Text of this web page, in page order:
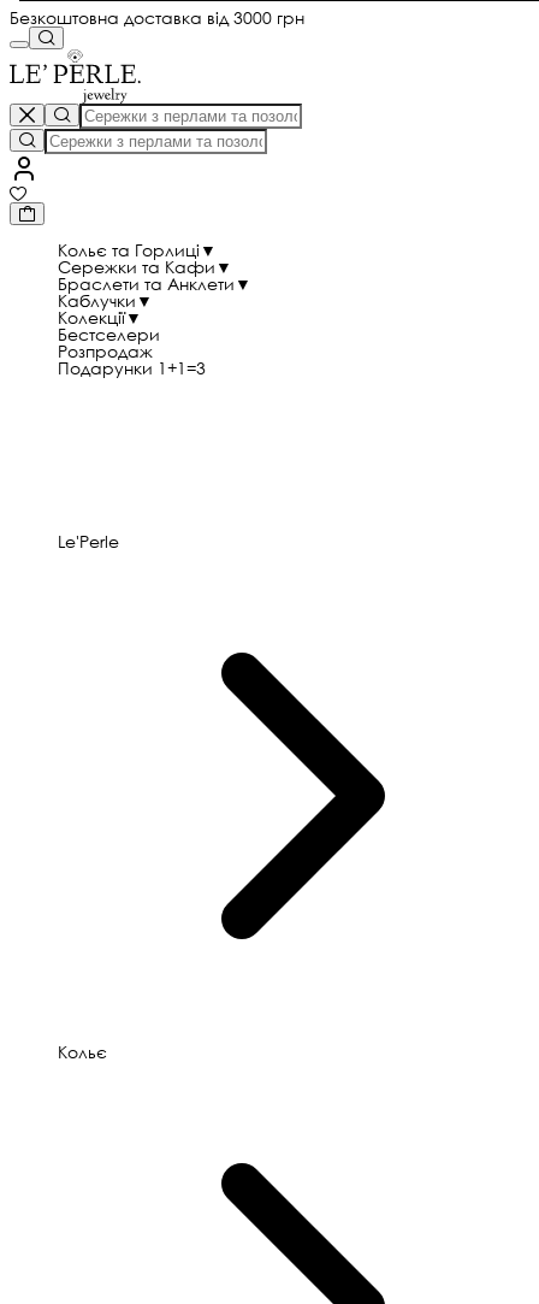
Безкоштовна доставка від 3000 грн
Кольє та Горлиці ▼
Сережки та Кафи ▼
Браслети та Анклети ▼
Каблучки ▼
Колекції▼
Бестселери
Розпродаж
Подарунки 1+1=3
Le'Perle
Кольє